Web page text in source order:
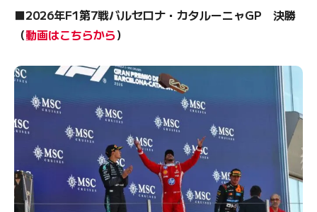
■2026年F1第7戦バルセロナ・カタルーニャGP 決勝
（動画はこちらから）